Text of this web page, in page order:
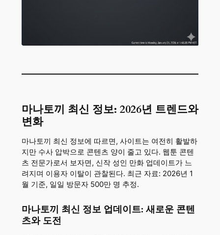
마나토끼 최신 정보: 2026년 트렌드와
변화
마나토끼 최신 정보에 따르면, 사이트는 여전히 활발하
지만 수사 압박으로 콘텐츠 양이 줄고 있다. 웹툰 콘텐
츠 전문가로서 보자면, 신작 성인 만화 업데이트가 느
려지며 이용자 이탈이 관찰된다. 최근 자료: 2026년 1
월 기준, 일일 방문자 500만 명 추정.
마나토끼 최신 정보 업데이트: 새로운 콘텐
츠와 도전